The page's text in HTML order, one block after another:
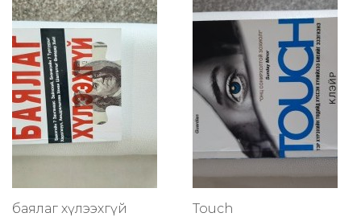
баялаг хүлээхгүй Touch